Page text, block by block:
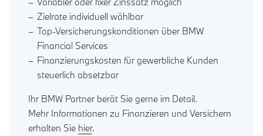
Zielrate individuell wählbar
Top-Versicherungskonditionen über BMW
Financial Services
Finanzierungskosten für gewerbliche Kunden
steuerlich absetzbar
Ihr BMW Partner berät Sie gerne im Detail.
Mehr Informationen zu Finanzieren und Versichern
erhalten Sie hier.